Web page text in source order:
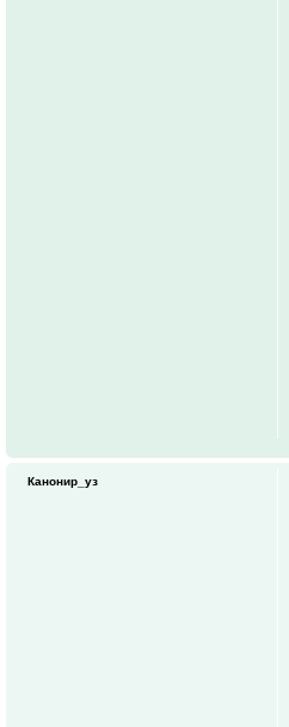
Канонир_уз